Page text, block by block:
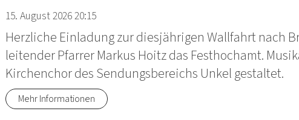
15. August 2026 20:15
Herzliche Einladung zur diesjährigen Wallfahrt nach
leitender Pfarrer Markus Hoitz das Festhochamt.
Kirchenchor des Sendungsbereichs Unkel gestaltet.
Mehr Informationen